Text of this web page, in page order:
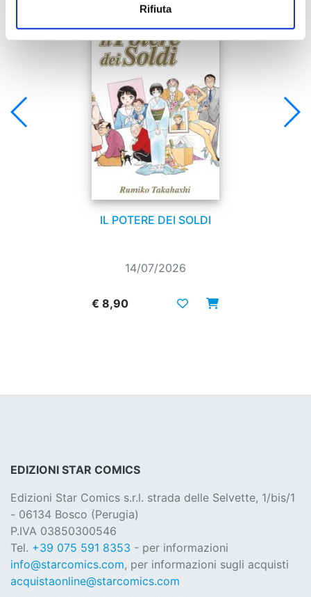
Rifiuta
IL POTERE DEI SOLDI
14/07/2026
€ 8,90
EDIZIONI STAR COMICS
Edizioni Star Comics s.r.l. strada delle Selvette, 1/bis/1
- 06134 Bosco (Perugia)
P.IVA 03850300546
Tel. +39 075 591 8353 - per informazioni
info@starcomics.com, per informazioni sugli acquisti
acquistaonline@starcomics.com